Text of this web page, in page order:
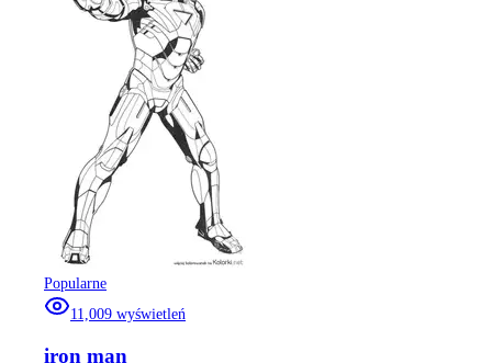
Popularne
11,009 wyświetleń
iron man